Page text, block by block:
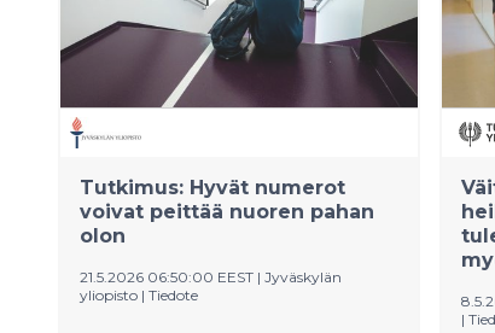
Tutkimus: Hyvät numerot
voivat peittää nuoren pahan
olon
21.5.2026 06:50:00 EEST | Jyväskylän
yliopisto | Tiedote
|